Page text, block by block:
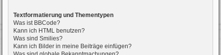
Textformatierung und Thementypen
Was ist BBCode?
Kann ich HTML benutzen?
Was sind Smilies?
Kann ich Bilder in meine Beiträge einfügen?